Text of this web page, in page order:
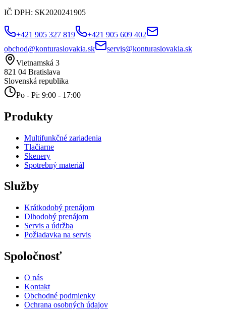
IČ DPH: SK2020241905
+421 905 327 819
+421 905 609 402
obchod@konturaslovakia.sk
servis@konturaslovakia.sk
Vietnamská 3
821 04 Bratislava
Slovenská republika
Po - Pi: 9:00 - 17:00
Produkty
Multifunkčné zariadenia
Tlačiarne
Skenery
Spotrebný materiál
Služby
Krátkodobý prenájom
Dlhodobý prenájom
Servis a údržba
Požiadavka na servis
Spoločnosť
O nás
Kontakt
Obchodné podmienky
Ochrana osobných údajov